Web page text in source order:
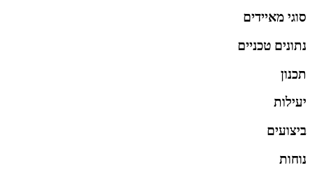
סוגי מאיידים
נתונים טכניים
תכנון
יעילות
ביצועים
נוחות